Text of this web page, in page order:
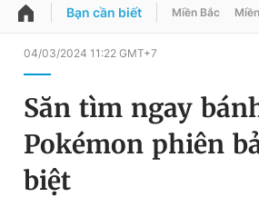
QUẢNG CÁO ĐẶT BÁO
Chuyên mục
Chuyên mục khác
Đổi mật khẩu
Tin đã lưu
Tin đã xem
Bạn cần biết Miền Bắc
04/03/2024 11:22 GMT+7
Săn tìm ngay
Pokémon phiên
biệt